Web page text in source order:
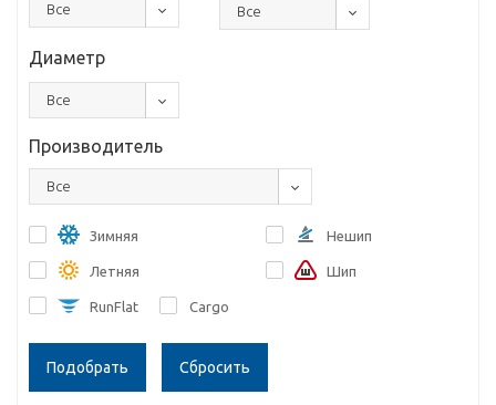
Все Все
Диаметр
Все
Производитель
Все
Зимняя
Летняя
RunFlat Cargo
Нешип
Шип
Сбросить